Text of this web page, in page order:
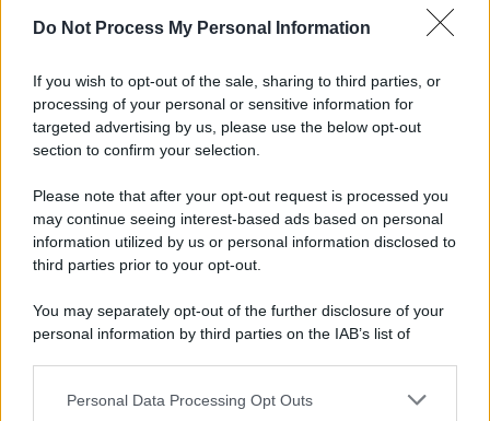
Do Not Process My Personal Information
If you wish to opt-out of the sale, sharing to third parties, or
processing of your personal or sensitive information for
targeted advertising by us, please use the below opt-out
section to confirm your selection.
Please note that after your opt-out request is processed you
may continue seeing interest-based ads based on personal
information utilized by us or personal information disclosed to
third parties prior to your opt-out.
You may separately opt-out of the further disclosure of your
personal information by third parties on the IAB’s list of
This information may also be disclosed by us to third parties
Personal Data Processing Opt Outs
Newz Ohio
Hig Tech Mag
Scoop Mag
Lgbtqia News
Day Travel 365
Home Magazine 365
Cineverse Magazine
SecondHomeMagazine
Francia